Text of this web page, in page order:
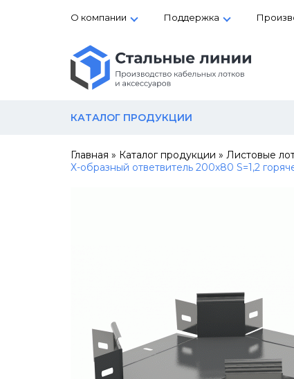
О компании Поддержка
КАТАЛОГ ПРОДУКЦИИ
Главная » Каталог продукции » Листовые
Х-образный ответвитель 200х80 S=1,2